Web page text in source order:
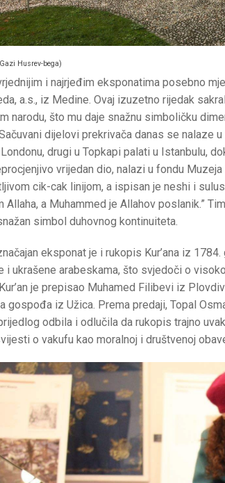
Husrev-bega)
i najrjeđim eksponatima posebno
a.s., iz Medine. Ovaj izuzetno rijedak
narodu, što mu daje snažnu simboličku
dijelovi prekrivača danas se nalaze
drugi u Topkapi palati u Istanbulu,
vrijedan dio, nalazi u fondu
cik-cak linijom, a ispisan je neshi i
Allaha, a Muhammed je Allahov poslanik.”
simbol duhovnog kontinuiteta.
eksponat je i rukopis Kur’ana iz
i ukrašene arabeskama, što svjedoči o
je prepisao Muhamed Filibevi iz
gospođa iz Užica. Prema predaji, Topal
odbila i odlučila da rukopis trajno
o vakufu kao moralnoj i društvenoj